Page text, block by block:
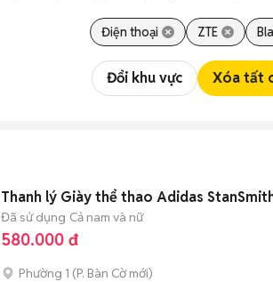
Điện thoại ZTE
Đổi khu vực Xóa tất
Thanh lý Giày thể thao Adidas
Đã sử dụng Cả nam và nữ
580.000 đ
Phường 1 (P. Bàn Cờmới)